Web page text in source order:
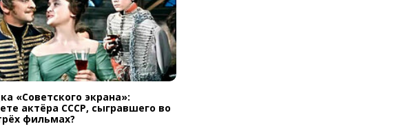
«Советского экрана»:
актёра СССР, сыгравшего во
фильмах?